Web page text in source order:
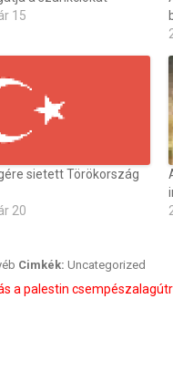
15
sietett Törökország
20
Cimkék: Uncategorized
a palestin